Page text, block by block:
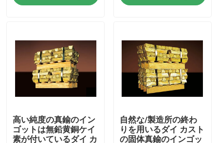
プロダクト
私達について
工場旅行
高い純度の真鍮のイン
ゴットは無鉛黄銅ケイ
素が付いているダイ カ
自然な/製造所の終わ
りを用いるダイ カスト
の固体真鍮のインゴッ